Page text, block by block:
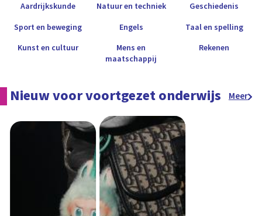
Aardrijkskunde Natuur en techniek
Geschiedenis
Sport en beweging
Engels
Taal en spelling
Kunst en cultuur
Mens en
maatschappij
Rekenen
Nieuw voor voortgezet onderwijs Meer